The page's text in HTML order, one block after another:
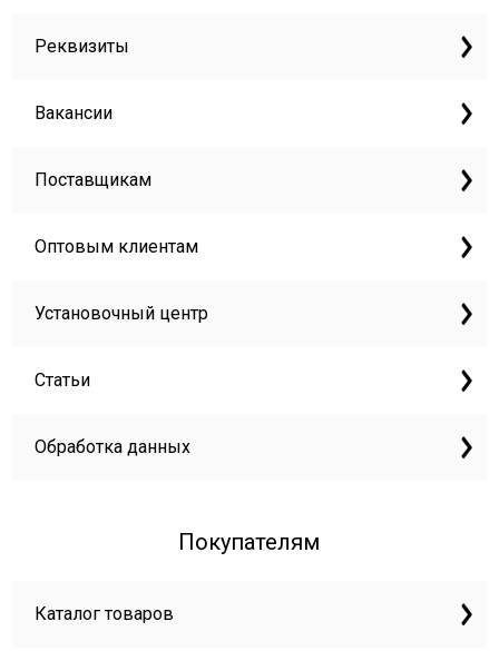
Реквизиты
Вакансии
Поставщикам
Оптовым клиентам
Установочный центр
Статьи
Обработка данных
Покупателям
Каталог товаров